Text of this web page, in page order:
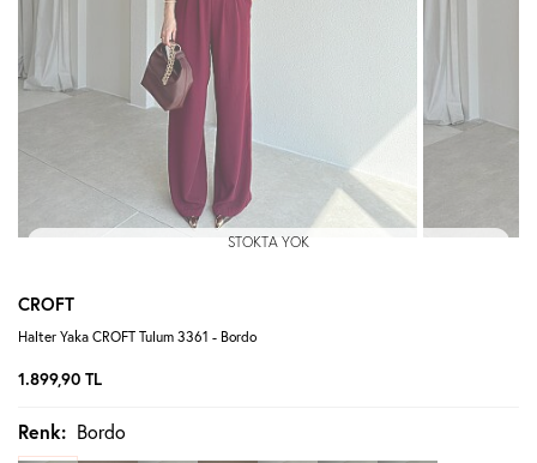
STOKTA YOK
CROFT
Halter Yaka CROFT Tulum 3361 - Bordo
1.899,90 TL
Renk: Bordo